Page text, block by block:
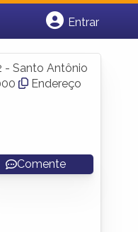
Entrar
- Santo Antônio
Endereço
Comente